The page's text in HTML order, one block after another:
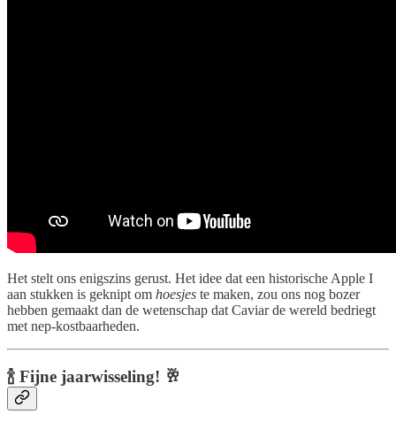
Het stelt ons enigszins gerust. Het idee dat een historische Apple I
aan stukken is geknipt om hoesjes te maken, zou ons nog bozer
hebben gemaakt dan de wetenschap dat Caviar de wereld bedriegt
met nep-kostbaarheden.
🍾 Fijne jaarwisseling! 🥂